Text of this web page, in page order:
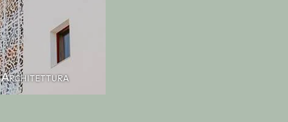
Architettura